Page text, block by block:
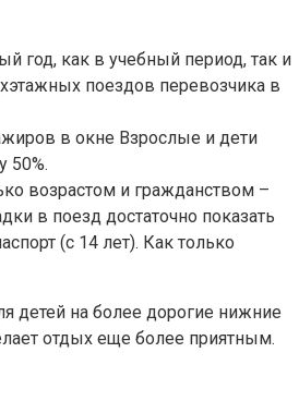
год, как в учебный период, так и
поездов перевозчика в
в окне Взрослые и дети
50%.
возрастом и гражданством –
в поезд достаточно показать
(с 14 лет). Как только
детей на более дорогие нижние
отдых еще более приятным.